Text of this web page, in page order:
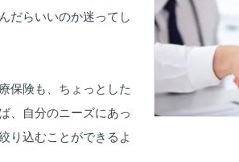
だらいいのか迷ってし
保険も、ちょっとした
、自分のニーズにあっ
り込むことができるよ